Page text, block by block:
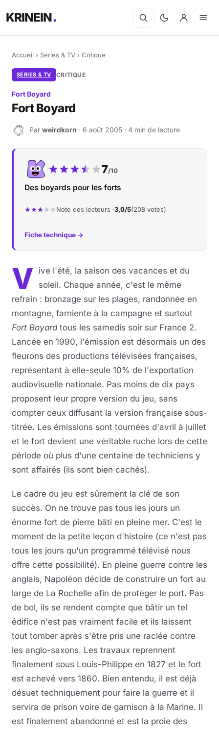
KRINEIN
Accueil › Séries & TV › Critique
SÉRIES & TV CRITIQUE
Fort Boyard
Fort Boyard
W Par weirdkorn · 6 août 2005 · 4 min de lecture
Notre note :
7/10
Des boyards pour les forts
Note des lecteurs ·3,0/5(208 votes)
Fiche technique →
V
ive l'été, la saison des vacances et du
soleil. Chaque année, c'est le même
refrain : bronzage sur les plages, randonnée en
montagne, farniente à la campagne et surtout
Fort Boyardtous les samedis soir sur France 2.
Lancée en 1990, l'émission est désormais un des
fleurons des productions télévisées françaises,
représentant à elle-seule 10% de l'exportation
audiovisuelle nationale. Pas moins de dix pays
proposent leur propre version du jeu, sans
compter ceux diffusant la version française sous-
titrée. Les émissions sont tournées d'avril à juillet
et le fort devient une véritable ruche lors de cette
période où plus d'une centaine de techniciens y
sont affairés (ils sont bien cachés).
Le cadre du jeu est sûrement la clé de son
succès. On ne trouve pas tous les jours un
énorme fort de pierre bâti en pleine mer. C'est le
moment de la petite leçon d'histoire (ce n'est pas
tous les jours qu'un programmé télévisé nous
offre cette possibilité). En pleine guerre contre les
anglais, Napoléon décide de construire un fort au
large de La Rochelle afin de protéger le port. Pas
de bol, ils se rendent compte que bâtir un tel
édifice n'est pas vraiment facile et ils laissent
tout tomber après s'être pris une raclée contre
les anglo-saxons. Les travaux reprennent
finalement sous Louis-Philippe en 1827 et le fort
est achevé vers 1860. Bien entendu, il est déjà
désuet techniquement pour faire la guerre et il
servira de prison voire de garnison à la Marine. Il
est finalement abandonné et est la proie des